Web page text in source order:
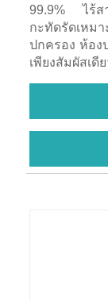
99.9% ไร้ส
กะทัดรัดเห
ปกครอง ห้อง
เพียงสัมผัสเดีย